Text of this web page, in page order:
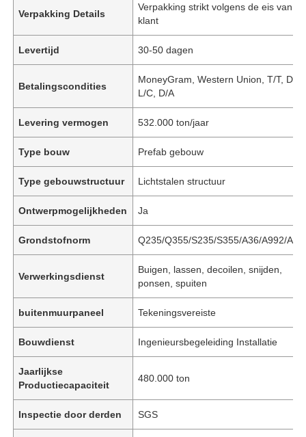
Verpakking Details
Verpakking strikt volgens de eis van de
klant
Levertijd 30-50 dagen
Betalingscondities
MoneyGram, Western Union, T/T, D/P,
L/C, D/A
Levering vermogen 532.000 ton/jaar
Type bouw Prefab gebouw
Type gebouwstructuur Lichtstalen structuur
Ontwerpmogelijkheden Ja
Grondstofnorm Q235/Q355/S235/S355/A36/A992/
Verwerkingsdienst
Buigen, lassen, decoilen, snijden,
ponsen, spuiten
buitenmuurpaneel Tekeningsvereiste
Bouwdienst Ingenieursbegeleiding Installatie
Jaarlijkse
Productiecapaciteit
480.000 ton
Inspectie door derden SGS